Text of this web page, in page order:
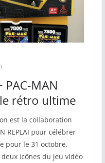
MAN
rétro ultime
est la collaboration
REPLAI pour célébrer
pour le 31 octobre,
icônes du jeu vidéo